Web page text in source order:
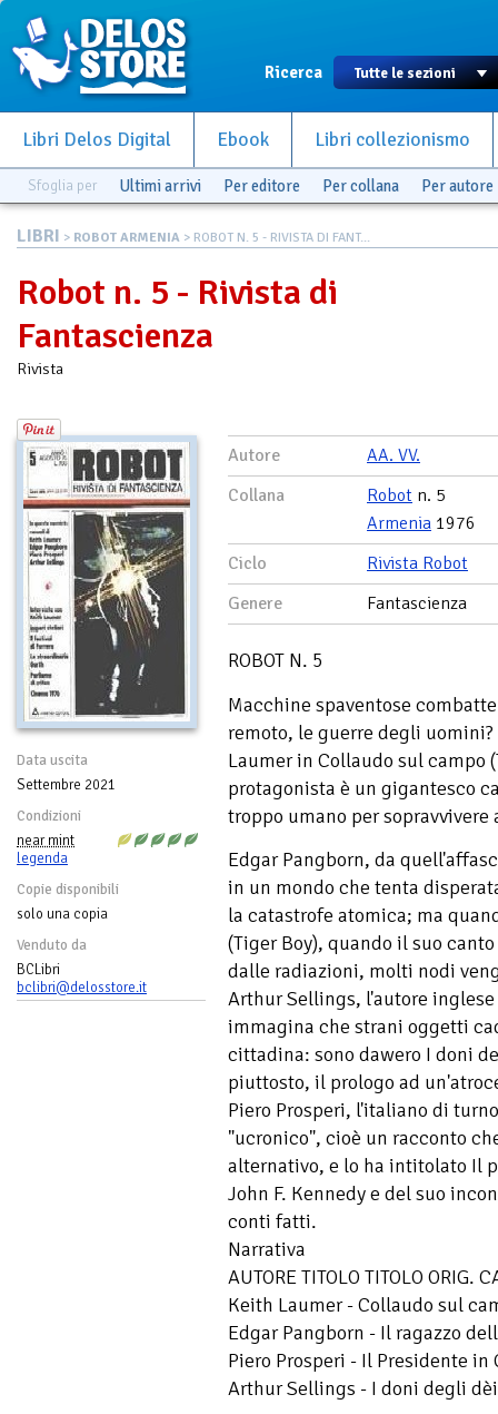
Ricerca
Libri Delos Digital Ebook Libri collezionismo
Sfoglia per Ultimi arrivi Per editore Per collana Per autore
LIBRI > ROBOT ARMENIA > ROBOT N. 5 - RIVISTA DI FANT...
Robot n. 5 - Rivista di
Fantascienza
Rivista
Data uscita
Settembre 2021
Condizioni
near mint
legenda
Copie disponibili
solo una copia
Venduto da
BCLibri
bclibri@delosstore.it
Autore
AA. VV.
Collana
Robot n. 5
Armenia 1976
Ciclo
Rivista Robot
Genere
Fantascienza
ROBOT N. 5
Macchine spaventose
remoto, le guerre degli
Laumer in Collaudo sul campo
protagonista è un gigantesco
troppo umano per
Edgar Pangborn, da
in un mondo che tenta
la catastrofe atomica; ma
(Tiger Boy), quando il suo
dalle radiazioni, molti nodi
Arthur Sellings, l'autore
immagina che strani oggetti
cittadina: sono dawero I doni
piuttosto, il prologo ad
Piero Prosperi, l'italiano di
"ucronico", cioè un racconto
alternativo, e lo ha intitolato Il
John F. Kennedy e del suo
conti fatti.
Narrativa
AUTORE TITOLO TITOLO ORIG.
Keith Laumer - Collaudo sul
Edgar Pangborn - Il ragazzo
Piero Prosperi - Il Presidente in
Arthur Sellings - I doni degli